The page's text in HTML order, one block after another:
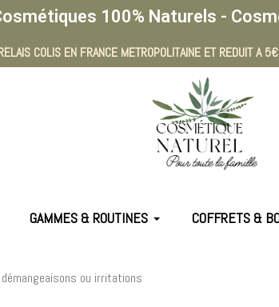
100% Naturels -
COLIS EN FRANCE METROPOLITAINE ET REDUIT A
GAMMES & ROUTINES COFFRETS &
ou irritations